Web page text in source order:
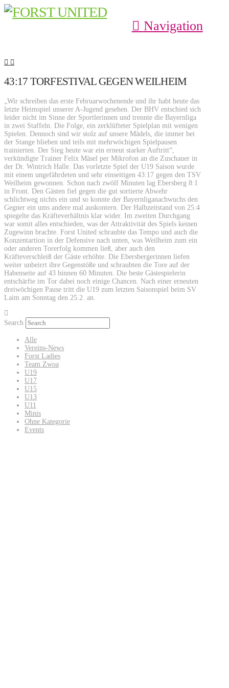
Navigation
43:17 TORFESTIVAL GEGEN WEILHEIM
„Wir schreiben das erste Februarwochenende und ihr habt heute das
letzte Heimspiel unserer A-Jugend gesehen. Der BHV entschied sich
leider nicht im Sinne der Sportlerinnen und trennte die Bayernliga
in zwei Staffeln. Die Folge, ein zerklüfteter Spielplan mit wenigen
Spielen. Dennoch sind wir stolz auf unsere Mädels, die immer bei
der Stange blieben und teils mit mehrwöchigen Spielpausen
trainierten. Der Sieg heute war ein erneut starker Auftritt“,
verkündigte Trainer Felix Mäsel per Mikrofon an die Zuschauer in
der Dr. Wintrich Halle. Das vorletzte Spiel der U19 Saison wurde
mit einem ungefährdeten und sehr einseitigen 43:17 gegen den TSV
Weilheim gewonnen. Schon nach zwölf Minuten lag Ebersberg 8:1
in Front. Den Gästen fiel gegen die gut sortierte Abwehr
schlichtweg nichts ein und so konnte der Bayernliganachwuchs den
Gegner ein ums andere mal auskontern. Der Halbzeitstand von 25:4
spiegelte das Kräfteverhältnis klar wider. Im zweiten Durchgang
war somit alles entschieden, was der Attraktivität des Spiels keinen
Zugewinn brachte. Forst United schraubte das Tempo und auch die
Konzentartion in der Defensive nach unten, was Weilheim zum ein
oder anderen Torerfolg kommen ließ, aber auch den
Kräfteverschleiß der Gäste erhöhte. Die Ebersbergerinnen liefen
weiter unbeirrt ihre Gegenstöße und schraubten die Tore auf der
Habenseite auf 43 binnen 60 Minuten. Die beste Gästespielerin
entschärfte im Tor dabei noch einige Chancen. Nach einer erneuten
dreiwöchigen Pause tritt die U19 zum letzten Saisonspiel beim SV
Laim am Sonntag den 25.2. an.
Search
Alle
Vereins-News
Forst Ladies
Team Zwoa
U19
U17
U15
U13
U11
Minis
Ohne Kategorie
Events